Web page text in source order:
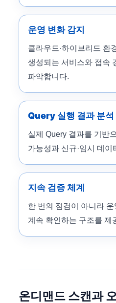
운영 변화 감지
클라우드·하이브리드 환
생성되는 서비스와 접속
파악합니다.
Query 실행 결과 분석
실제 Query 결과를 기반
가능성과 신규·임시 데
지속 검증 체계
한 번의 점검이 아니라
계속 확인하는 구조를 제
온디맨드 스캔과